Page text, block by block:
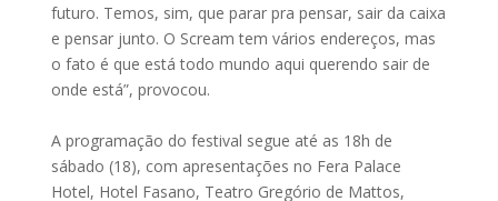
futuro. Temos, sim, que parar pra pensar, sair da caixa
e pensar junto. O Scream tem vários endereços, mas
o fato é que está todo mundo aqui querendo sair de
onde está”, provocou.
A programação do festival segue até as 18h de
sábado (18), com apresentações no Fera Palace
Hotel, Hotel Fasano, Teatro Gregório de Mattos,